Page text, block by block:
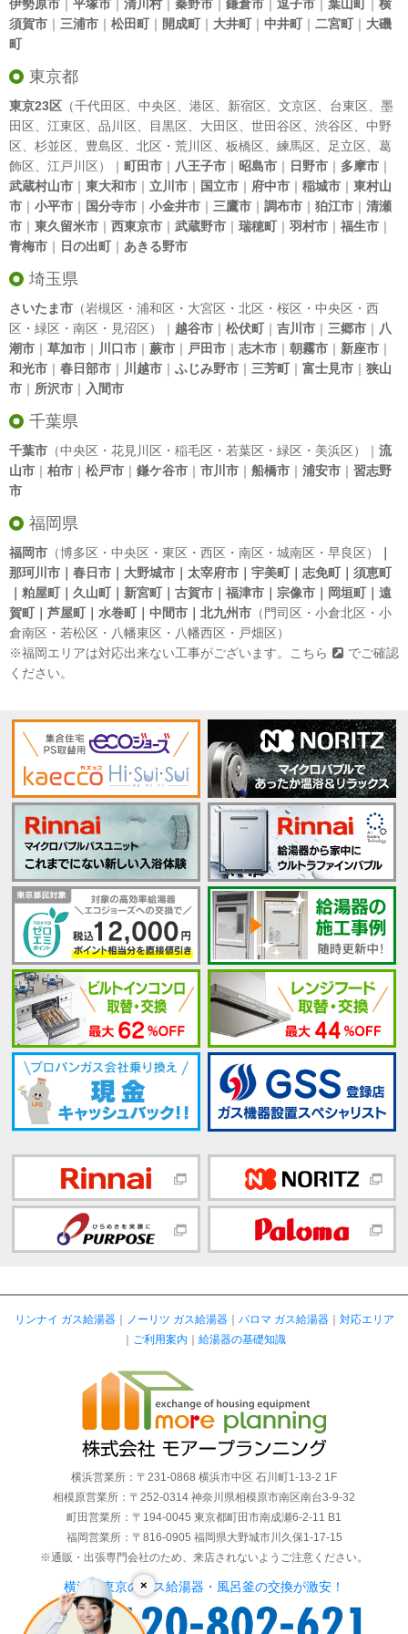
伊勢原市 平塚市 清川村｜ 秦野市 鎌倉市 逗子市 葉山町
横
須賀市 ｜ 三浦市 ｜ 松田町｜ 開成町｜ 大井町｜ 中井町｜ 二宮町｜ 大磯
町
東京都
東京23区 （千代田区 中央区 港区 新宿区 文京区 台東区
墨
田区
江東区 品川区 目黒区 大田区 世田谷区 渋谷区
中野
区
杉並区 豊島区 北区 ・ 荒川区 板橋区 練馬区 足立区
葛
飾区
江戸川区）｜ 町田市 ｜ 八王子市 ｜ 昭島市 ｜ 日野市 ｜ 多摩市 ｜
武蔵村山市 ｜ 東大和市 ｜ 立川市 ｜ 国立市 ｜ 府中市 ｜ 稲城市 ｜ 東村山
市 ｜ 小平市 ｜ 国分寺市 ｜ 小金井市 ｜ 三鷹市 ｜ 調布市 ｜ 狛江市 ｜ 清瀬
市 ｜ 東久留米市 ｜ 西東京市 ｜ 武蔵野市 ｜ 瑞穂町｜ 羽村市 ｜ 福生市 ｜
青梅市 ｜ 日の出町｜ あきる野市
埼玉県
さいたま市 （岩槻区・浦和区・大宮区・北区・桜区・中央区・西
区・緑区・南区・見沼区）｜ 越谷市 ｜ 松伏町｜ 吉川市 ｜ 三郷市 ｜ 八
潮市 ｜ 草加市 ｜ 川口市 ｜ 蕨市 ｜ 戸田市 ｜ 志木市 ｜ 朝霧市 ｜ 新座市 ｜
和光市 ｜ 春日部市 ｜ 川越市 ｜ ふじみ野市 ｜ 三芳町｜ 富士見市 ｜ 狭山
市 ｜ 所沢市 ｜ 入間市
千葉県
千葉市 （中央区・花見川区・稲毛区・若葉区・緑区・美浜区）｜ 流
山市 ｜ 柏市 ｜ 松戸市 ｜ 鎌ケ谷市 ｜ 市川市 ｜ 船橋市 ｜ 浦安市 ｜ 習志野
市
福岡県
福岡市 （博多区・中央区・東区・西区・南区・城南区・早良区）
那珂川市｜春日市｜大野城市｜太宰府市｜宇美町｜志免町｜須恵町
｜粕屋町｜久山町｜新宮町｜古賀市｜福津市｜宗像市｜岡垣町｜遠
賀町｜芦屋町｜水巻町｜中間市｜北九州市 （門司区・小倉北区・小
倉南区・若松区・八幡東区・八幡西区・戸畑区）
※福岡エリアは対応出来ない工事がございます。
こちら
でご確認
ください。
×
リンナイ ガス給湯器｜ ノーリツ ガス給湯器｜ パロマ ガス給湯器｜ 対応エリア
｜ ご利用案内 ｜ 給湯器の基礎知識
横浜営業所：〒231-0868 横浜市中区 石川町1-13-2 1F
相模原営業所：〒252-0314 神奈川県相模原市南区南台3-9-32
町田営業所：〒194-0045 東京都町田市南成瀬6-2-11 B1
福岡営業所：〒816-0905 福岡県大野城市川久保1-17-15
※通販・出張専門会社のため、来店されないようご注意ください。
横浜・東京のガス給湯器・風呂釜の交換が激安！